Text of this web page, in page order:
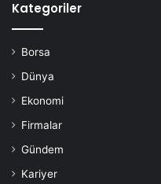
Kategoriler
Borsa
Dünya
Ekonomi
Firmalar
Gündem
Kariyer